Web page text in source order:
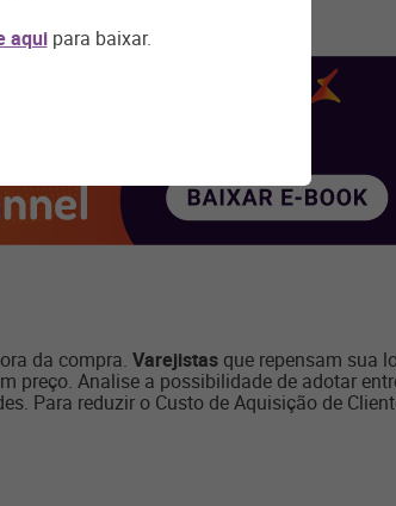
da compra. Varejistas que repensam sua
preço. Analise a possibilidade de adotar
Para reduzir o Custo de Aquisição de
aquipara baixar.